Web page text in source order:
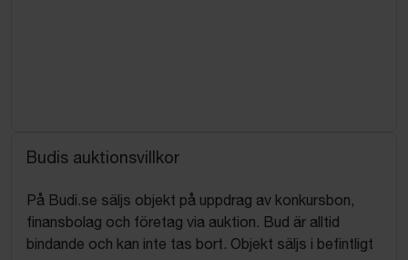
Budis auktionsvillkor
På Budi.se säljs objekt på uppdrag av konkursbon,
finansbolag och företag via auktion. Bud är alltid
bindande och kan inte tas bort. Objekt säljs i befintligt